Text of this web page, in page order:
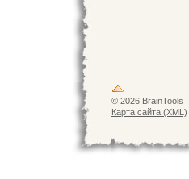
© 2026 BrainTools
Карта сайта (XML)